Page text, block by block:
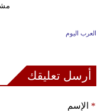
العرب اليوم
أرسل تعليقك
الإسم *